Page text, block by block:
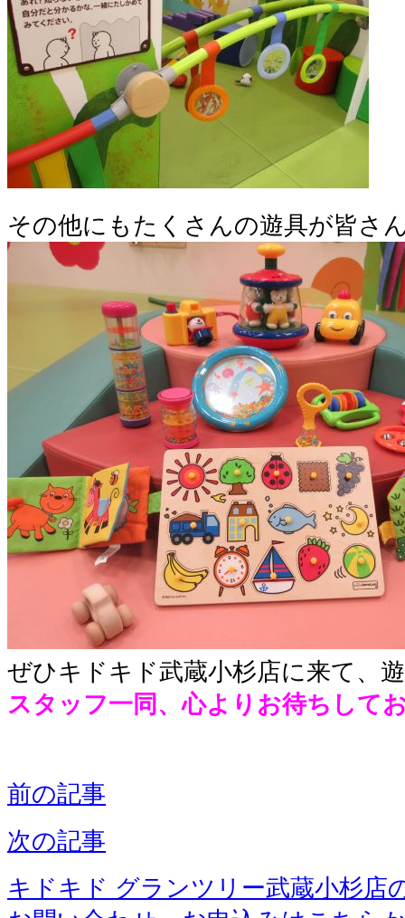
その他にもたくさんの遊具が皆さ
ぜひキドキド武蔵小杉店に来て、
スタッフ一同、心よりお待ちして
前の記事
次の記事
キドキド グランツリー武蔵小杉店